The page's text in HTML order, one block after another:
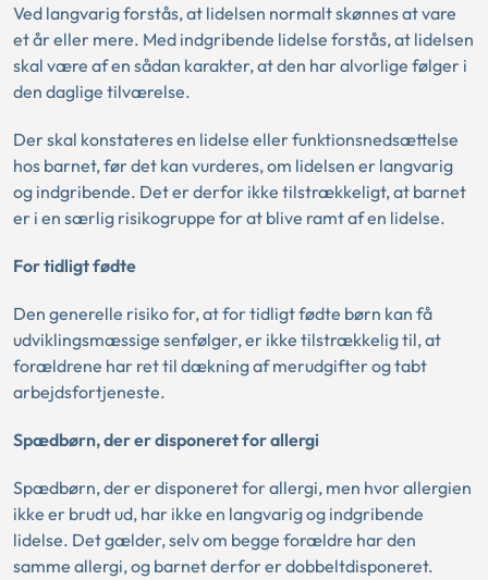
Ved langvarig forstås, at lidelsen normalt skønnes at vare
et år eller mere. Med indgribende lidelse forstås, at lidelsen
skal være af en sådan karakter, at den har alvorlige følger i
den daglige tilværelse.
Der skal konstateres en lidelse eller funktionsnedsættelse
hos barnet, før det kan vurderes, om lidelsen er langvarig
og indgribende. Det er derfor ikke tilstrækkeligt, at barnet
er i en særlig risikogruppe for at blive ramt af en lidelse.
For tidligt fødte
Den generelle risiko for, at for tidligt fødte børn kan få
udviklingsmæssige senfølger, er ikke tilstrækkelig til, at
forældrene har ret til dækning af merudgifter og tabt
arbejdsfortjeneste.
Spædbørn, der er disponeret for allergi
Spædbørn, der er disponeret for allergi, men hvor allergien
ikke er brudt ud, har ikke en langvarig og indgribende
lidelse. Det gælder, selv om begge forældre har den
samme allergi, og barnet derfor er dobbeltdisponeret.